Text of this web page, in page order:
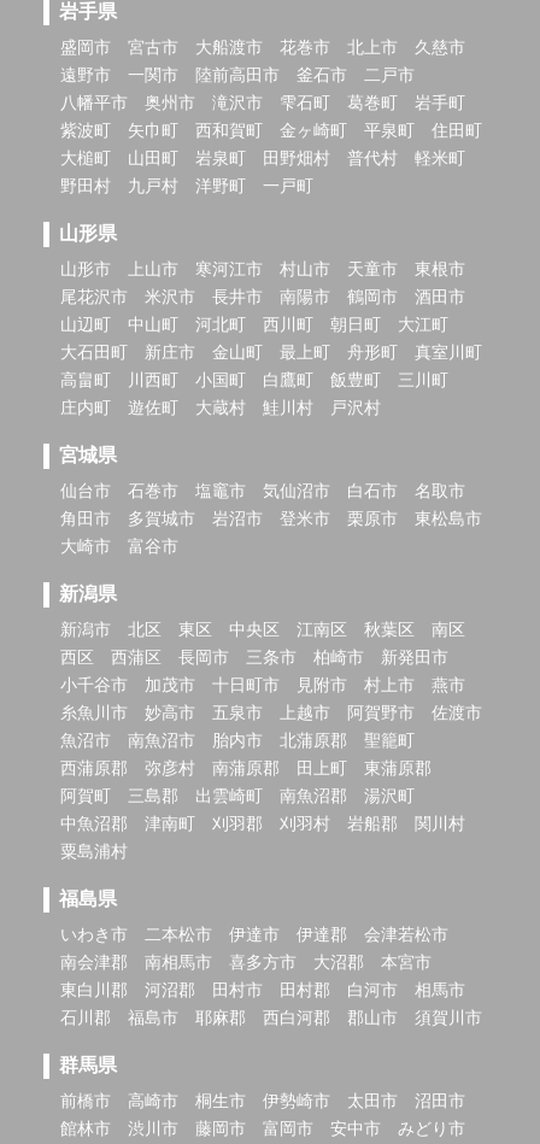
岩手県
盛岡市 宮古市 大船渡市 花巻市 北上市
久慈市
遠野市
一関市 陸前高田市 釜石市
二戸市
八幡平市
奥州市 滝沢市 雫石町 葛巻町
岩手町
紫波町
矢巾町 西和賀町 金ヶ崎町 平泉町
住田町
大槌町
山田町 岩泉町 田野畑村 普代村
軽米町
野田村
九戸村 洋野町 一戸町
山形県
山形市 上山市 寒河江市 村山市 天童市
東根市
尾花沢市
米沢市 長井市 南陽市 鶴岡市
酒田市
山辺町
中山町 河北町 西川町 朝日町
大江町
大石田町
新庄市 金山町 最上町 舟形町
真室川町
高畠町
川西町 小国町 白鷹町 飯豊町
三川町
庄内町
遊佐町 大蔵村 鮭川村 戸沢村
宮城県
仙台市 石巻市 塩竈市 気仙沼市 白石市
名取市
角田市
多賀城市 岩沼市 登米市 栗原市
東松島市
大崎市
富谷市
新潟県
新潟市 北区 東区 中央区 江南区 秋葉区
南区
西区
西蒲区 長岡市 三条市 柏崎市
新発田市
小千谷市
加茂市 十日町市 見附市 村上市
燕市
糸魚川市
妙高市 五泉市 上越市 阿賀野市
佐渡市
魚沼市
南魚沼市 胎内市 北蒲原郡
聖籠町
西蒲原郡
弥彦村 南蒲原郡 田上町
東蒲原郡
阿賀町
三島郡 出雲崎町 南魚沼郡
湯沢町
中魚沼郡
津南町 刈羽郡 刈羽村 岩船郡
関川村
粟島浦村
福島県
いわき市 二本松市 伊達市 伊達郡
会津若松市
南会津郡
南相馬市 喜多方市 大沼郡
本宮市
東白川郡
河沼郡 田村市 田村郡 白河市
相馬市
石川郡
福島市 耶麻郡 西白河郡 郡山市 須賀川市
群馬県
前橋市 高崎市 桐生市 伊勢崎市 太田市
沼田市
館林市
渋川市 藤岡市 富岡市 安中市
みどり市